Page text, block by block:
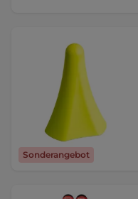
Sonderangebot